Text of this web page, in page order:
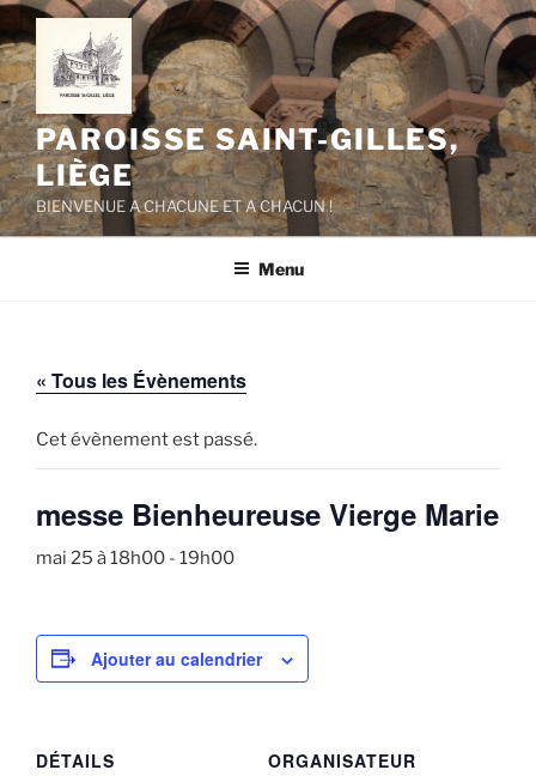
Aller
au
contenu
principal
PAROISSE SAINT-GILLES,
LIÈGE
BIENVENUE A CHACUNE ET A CHACUN !
Menu
« Tous les Évènements
Cet évènement est passé.
messe Bienheureuse Vierge Marie
mai 25 à 18h00 - 19h00
Ajouter au calendrier
DÉTAILS
ORGANISATEUR